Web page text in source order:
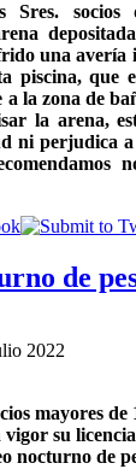
Sres. socios
una avería
piscina, que
a la zona de
la arena,
ni perjudica
de
2022
mayores
vigor su
nocturno de